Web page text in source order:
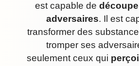
est capable de
adversaires. Il est
transformer des
tromper ses
seulement ceux qui